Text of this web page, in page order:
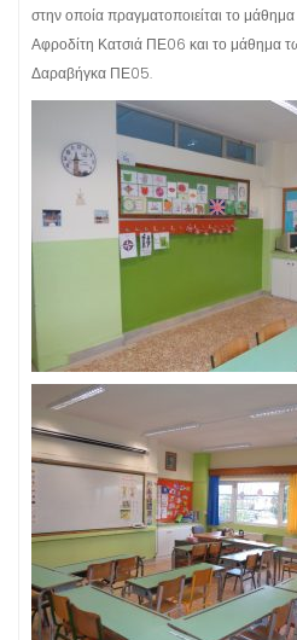
στην οποία πραγματοποιείται το
Αφροδίτη Κατσιά ΠΕ06 και το μάθημα
Δαραβήγκα ΠΕ05.